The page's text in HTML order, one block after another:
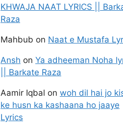
KHWAJA NAAT LYRICS ||
Raza
Mahbub on Naat e Mustafa
Ansh on Ya adheeman Noha
|| Barkate Raza
Aamir Iqbal on woh dil hai jo
ke husn ka kashaana ho jaaye
Lyrics